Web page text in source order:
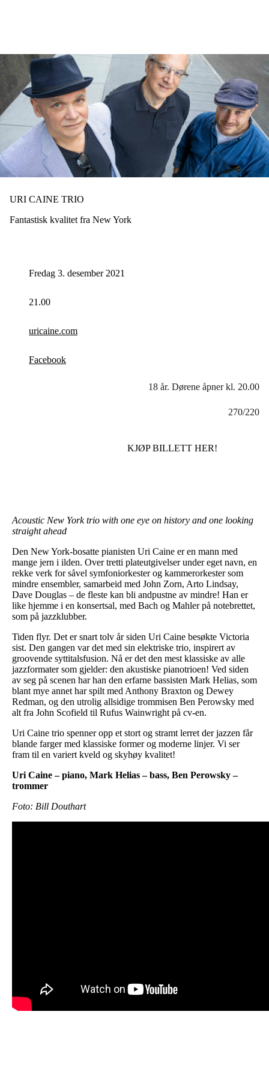
URI CAINE TRIO
Fantastisk kvalitet fra New York
Fredag 3. desember 2021
21.00
uricaine.com
Facebook
18 år. Dørene åpner kl. 20.00
270/220
KJØP BILLETT HER!
Acoustic New York trio with one eye on history and one looking
straight ahead
Den New York-bosatte pianisten Uri Caine er en mann med
mange jern i ilden. Over tretti plateutgivelser under eget navn, en
rekke verk for såvel symfoniorkester og kammerorkester som
mindre ensembler, samarbeid med John Zorn, Arto Lindsay,
Dave Douglas – de fleste kan bli andpustne av mindre! Han er
like hjemme i en konsertsal, med Bach og Mahler på notebrettet,
som på jazzklubber.
Tiden flyr. Det er snart tolv år siden Uri Caine besøkte Victoria
sist. Den gangen var det med sin elektriske trio, inspirert av
groovende syttitalsfusion. Nå er det den mest klassiske av alle
jazzformater som gjelder: den akustiske pianotrioen! Ved siden
av seg på scenen har han den erfarne bassisten Mark Helias, som
blant mye annet har spilt med Anthony Braxton og Dewey
Redman, og den utrolig allsidige trommisen Ben Perowsky med
alt fra John Scofield til Rufus Wainwright på cv-en.
Uri Caine trio spenner opp et stort og stramt lerret der jazzen får
blande farger med klassiske former og moderne linjer. Vi ser
fram til en variert kveld og skyhøy kvalitet!
Uri Caine – piano, Mark Helias – bass, Ben Perowsky –
trommer
Foto: Bill Douthart